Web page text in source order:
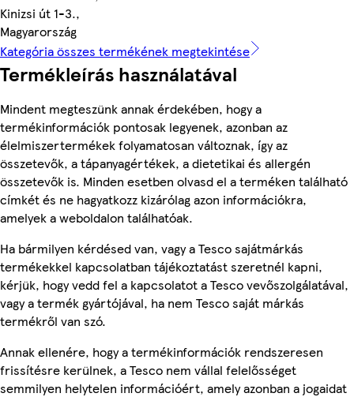
Kinizsi út 1-3.,
Magyarország
Kategória összes termékének megtekintése
Termékleírás használatával
Mindent megteszünk annak érdekében, hogy a
termékinformációk pontosak legyenek, azonban az
élelmiszertermékek folyamatosan változnak, így az
összetevők, a tápanyagértékek, a dietetikai és allergén
összetevők is. Minden esetben olvasd el a terméken található
címkét és ne hagyatkozz kizárólag azon információkra,
amelyek a weboldalon találhatóak.
Ha bármilyen kérdésed van, vagy a Tesco sajátmárkás
termékekkel kapcsolatban tájékoztatást szeretnél kapni,
kérjük, hogy vedd fel a kapcsolatot a Tesco vevőszolgálatával,
vagy a termék gyártójával, ha nem Tesco saját márkás
termékről van szó.
Annak ellenére, hogy a termékinformációk rendszeresen
frissítésre kerülnek, a Tesco nem vállal felelősséget
semmilyen helytelen információért, amely azonban a jogaidat